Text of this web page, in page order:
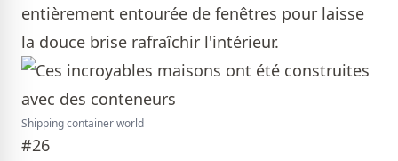
entièrement entourée de fenêtres pour laisse
la douce brise rafraîchir l'intérieur.
Shipping container world
#26